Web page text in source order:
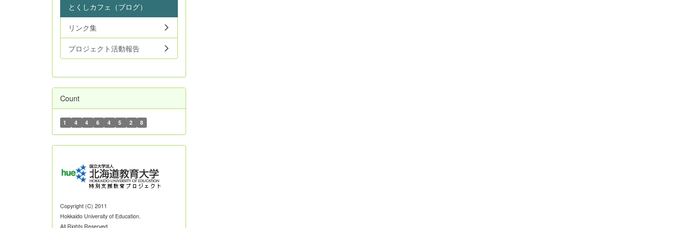
とくしカフェ（ブログ）
リンク集
プロジェクト活動報告
Count
1 4 4 6 4 5 2 8
Copyright (C) 2011
Hokkaido University of Education.
All Rights Reserved.